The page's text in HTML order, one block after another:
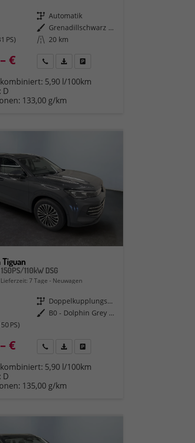
Getriebe Automatik
Außenfarbe
Grenadillschwarz Metallic (0E)
PS) Kilometerstand 20 km
€ Rückruf PDF-Datei, Fahrzeugexposé drucken
5,90 l/100km
D
133,00 g/km
110kW DSG
7 Tage Neuwagen
Getriebe
Doppelkupplungsgetriebe (DSG)
Außenfarbe
B0 - Dolphin Grey Met.
PS)
€ Rückruf PDF-Datei, Fahrzeugexposé drucken
5,90 l/100km
D
135,00 g/km